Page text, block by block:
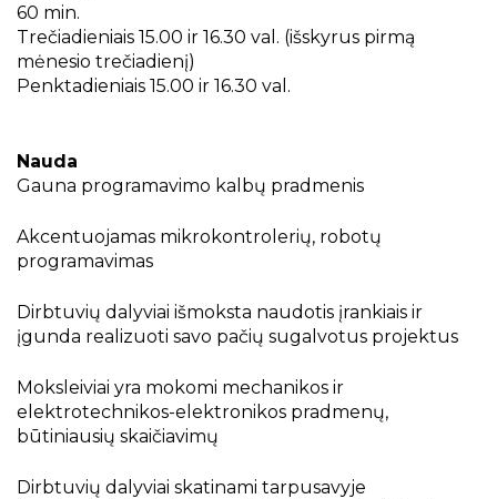
Trečiojo amžiaus universitetas
Virtualus skaitytojų klubas
Skaitytojų klubas bibliotekoje
Sensorinis kambarys
Sensoriniai skaitymai
Technologijos kūrybai
60 min.
Trečiadieniais 15.00 ir 16.30 val. (išskyrus pirmą
mėnesio trečiadienį)
Penktadieniais 15.00 ir 16.30 val.
Nauda
Gauna programavimo kalbų pradmenis
Akcentuojamas mikrokontrolerių, robotų
programavimas
Dirbtuvių dalyviai išmoksta naudotis įrankiais ir
įgunda realizuoti savo pačių sugalvotus projektus
Moksleiviai yra mokomi mechanikos ir
elektrotechnikos-elektronikos pradmenų,
būtiniausių skaičiavimų
Dirbtuvių dalyviai skatinami tarpusavyje